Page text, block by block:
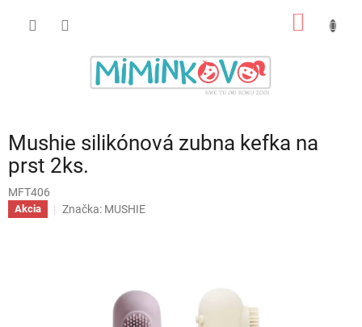
Mushie silikónová zubna kefka na
prst 2ks.
MFT406
Akcia Značka: MUSHIE